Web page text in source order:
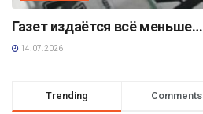
Газет издаётся всё меньше…
14.07.2026
Trending Comments